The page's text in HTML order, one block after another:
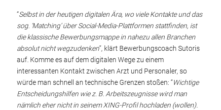
“Selbst in der heutigen digitalen Ära, wo viele Kontakte und das
sog. ‘Matching’ über Social-Media-Plattformen stattfinden, ist
die klassische Bewerbungsmappe in nahezu allen Branchen
absolut nicht wegzudenken”, klärt Bewerbungscoach Sutoris
auf. Komme es auf dem digitalen Wege zu einem
interessanten Kontakt zwischen Arzt und Personaler, so
würde man schnell an technische Grenzen stoßen: “Wichtige
Entscheidungshilfen wie z. B. Arbeitszeugnisse wird man
nämlich eher nicht in seinem XING-Profil hochladen (wollen).